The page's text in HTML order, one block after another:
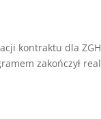
kontraktu dla ZGH
zakończył